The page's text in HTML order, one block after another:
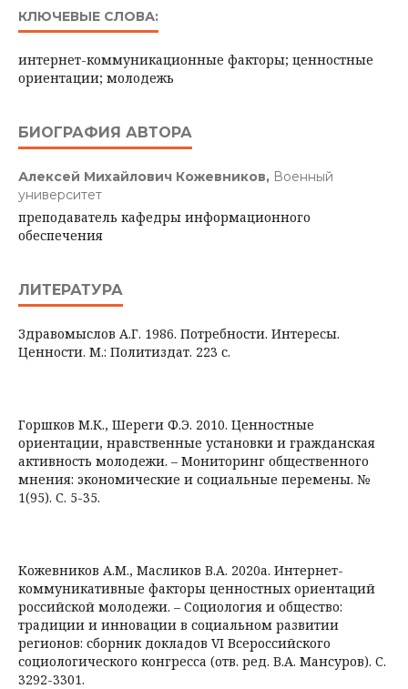
КЛЮЧЕВЫЕ СЛОВА:
интернет-коммуникационные факторы; ценностные
ориентации; молодежь
БИОГРАФИЯ АВТОРА
Алексей Михайлович Кожевников, Военный
университет
преподаватель кафедры информационного
обеспечения
ЛИТЕРАТУРА
Здравомыслов А.Г. 1986. Потребности. Интересы.
Ценности. М.: Политиздат. 223 с.
Горшков М.К., Шереги Ф.Э. 2010. Ценностные
ориентации, нравственные установки и гражданская
активность молодежи. – Мониторинг общественного
мнения: экономические и социальные перемены. №
1(95). С. 5-35.
Кожевников А.М., Масликов В.А. 2020а. Интернет-
коммуникативные факторы ценностных ориентаций
российской молодежи. – Социология и общество:
традиции и инновации в социальном развитии
регионов: сборник докладов VI Всероссийского
социологического конгресса (отв. ред. В.А. Мансуров). С.
3292-3301.